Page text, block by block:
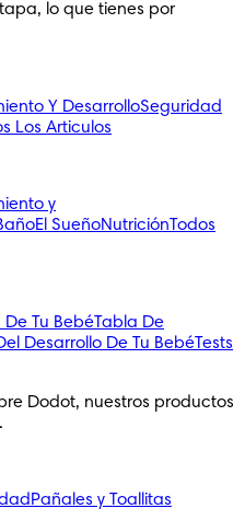
lo que tienes por
Y DesarrolloSeguridad
Los Articulos
y
El SueñoNutriciónTodos
Tu BebéTabla De
Desarrollo De Tu BebéTests
Dodot, nuestros productos
Pañales y Toallitas